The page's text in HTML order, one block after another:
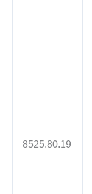
8525.80.19